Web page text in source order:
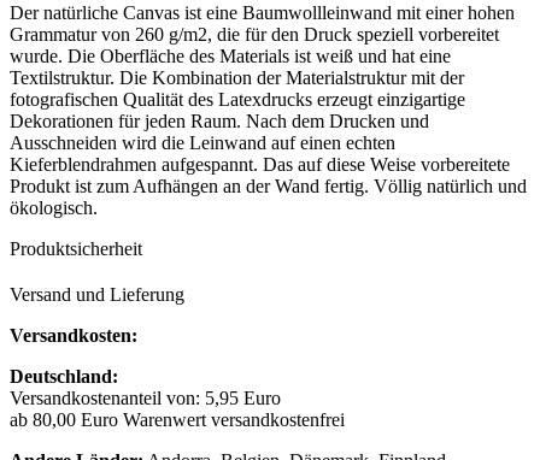
Der natürliche Canvas ist eine Baumwollleinwand mit einer hohen
Grammatur von 260 g/m2, die für den Druck speziell vorbereitet
wurde. Die Oberfläche des Materials ist weiß und hat eine
Textilstruktur. Die Kombination der Materialstruktur mit der
fotografischen Qualität des Latexdrucks erzeugt einzigartige
Dekorationen für jeden Raum. Nach dem Drucken und
Ausschneiden wird die Leinwand auf einen echten
Kieferblendrahmen aufgespannt. Das auf diese Weise vorbereitete
Produkt ist zum Aufhängen an der Wand fertig. Völlig natürlich und
ökologisch.
Produktsicherheit
Versand und Lieferung
Versandkosten:
Deutschland:
Versandkostenanteil von: 5,95 Euro
ab 80,00 Euro Warenwert versandkostenfrei